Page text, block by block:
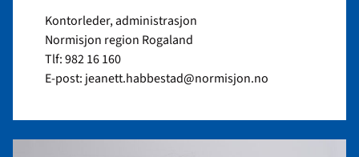
Kontorleder, administrasjon
Normisjon region Rogaland
Tlf: 982 16 160
E-post: jeanett.habbestad@normisjon.no